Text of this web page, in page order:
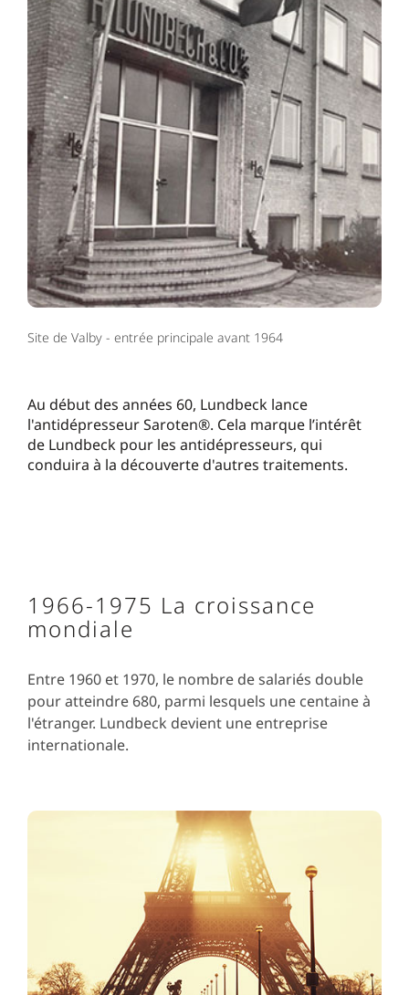
Site de Valby - entrée principale avant 1964
Au début des années 60, Lundbeck lance
l'antidépresseur Saroten®. Cela marque l’intérêt
de Lundbeck pour les antidépresseurs, qui
conduira à la découverte d'autres traitements.
1966-1975 La croissance
mondiale
Entre 1960 et 1970, le nombre de salariés double
pour atteindre 680, parmi lesquels une centaine à
l'étranger. Lundbeck devient une entreprise
internationale.